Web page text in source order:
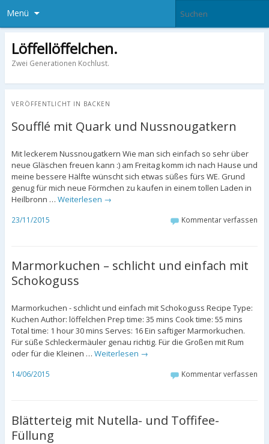
Menü
Löffellöffelchen.
Zwei Generationen Kochlust.
VERÖFFENTLICHT IN BACKEN
Soufflé mit Quark und Nussnougatkern
Mit leckerem Nussnougatkern Wie man sich einfach so sehr über
neue Gläschen freuen kann :) am Freitag komm ich nach Hause und
meine bessere Hälfte wünscht sich etwas süßes fürs WE. Grund
genug für mich neue Förmchen zu kaufen in einem tollen Laden in
Heilbronn … Weiterlesen →
23/11/2015 Kommentar verfassen
Marmorkuchen – schlicht und einfach mit
Schokoguss
Marmorkuchen - schlicht und einfach mit Schokoguss Recipe Type:
Kuchen Author: löffelchen Prep time: 35 mins Cook time: 55 mins
Total time: 1 hour 30 mins Serves: 16 Ein saftiger Marmorkuchen.
Für süße Schleckermäuler genau richtig. Für die Großen mit Rum
oder für die Kleinen … Weiterlesen →
14/06/2015 Kommentar verfassen
Blätterteig mit Nutella- und Toffifee-
Füllung